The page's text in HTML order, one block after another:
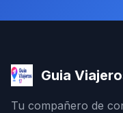
Guia
Tu compañero de